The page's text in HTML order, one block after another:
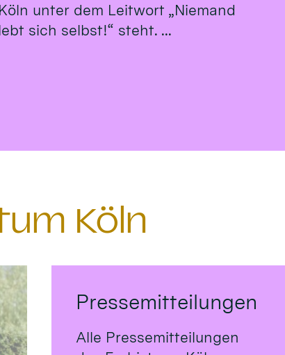
Köln unter dem Leitwort „Niemand
sich selbst!“ steht. ...
Köln
Pressemitteilungen
Alle Pressemitteilungen